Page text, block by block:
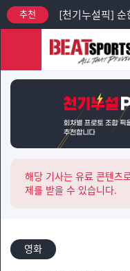
추천
추천
[프리미엄픽]
해당 기사는 유료 콘텐츠
제를 받을 수 있습니다.
영화